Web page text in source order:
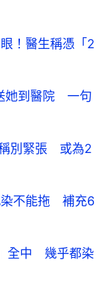
！醫生稱憑「2
她到醫院 一句
別緊張 或為2
染不能拖 補充6
全中 幾乎都染